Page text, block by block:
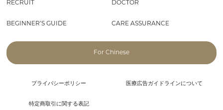
RECRUIT DOCTOR
BEGINNER’S GUIDE CARE ASSURANCE
For Chinese
プライバシーポリシー 医療広告ガイドラインについて
特定商取引に関する表記